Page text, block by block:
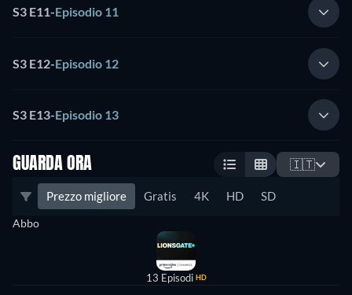
S3 E11-Episodio 11
S3 E12-Episodio 12
S3 E13-Episodio 13
GUARDA ORA 🇮🇹
Prezzo migliore Gratis 4K HD SD
Abbo
13 Episodi HD